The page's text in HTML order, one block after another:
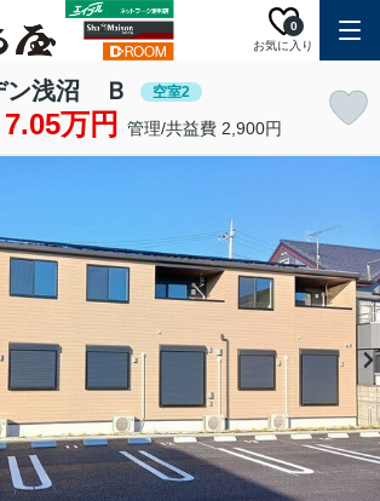
お気に入り
0
ン浅沼 Ｂ 空室2
万円 管理/共益費 2,900円